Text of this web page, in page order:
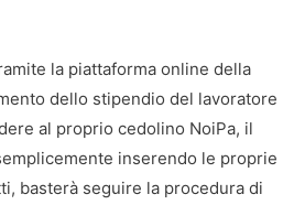
la piattaforma online della
dello stipendio del lavoratore
al proprio cedolino NoiPa, il
inserendo le proprie
basterà seguire la procedura di